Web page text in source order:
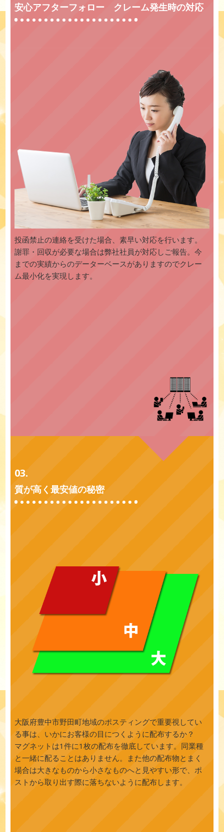
安心アフターフォロー クレーム発生時の対応
投函禁止の連絡を受けた場合、素早い対応を行います。
謝罪・回収が必要な場合は弊社社員が対応しご報告。今
までの実績からのデーターベースがありますのでクレー
ム最小化を実現します。
03.
質が高く最安値の秘密
大阪府豊中市野田町地域のポスティングで重要視してい
る事は、いかにお客様の目につくように配布するか？
マグネットは1件に1枚の配布を徹底しています。同業種
と一緒に配ることはありません。また他の配布物とまく
場合は大きなものから小さなものへと見やすい形で、ポ
ストから取り出す際に落ちないように配布します。